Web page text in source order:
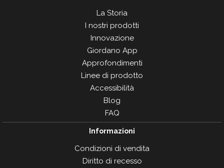
La Storia
I nostri prodotti
Innovazione
Giordano App
Approfondimenti
Linee di prodotto
Accessibilità
Blog
FAQ
Informazioni
Condizioni di vendita
Diritto di recesso